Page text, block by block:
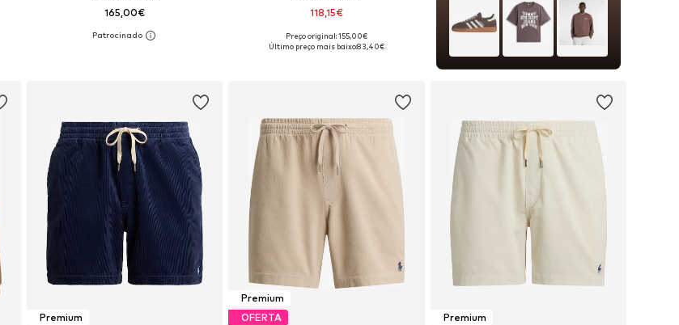
165,00€
Disponível em vários tamanhos
118,15€
Tamanhos disponíveis: 31-32, 33, 35-36
Preço original: 155,00€
Último preço mais baixo:83,40€
Premium
Premium
OFERTA
Premium